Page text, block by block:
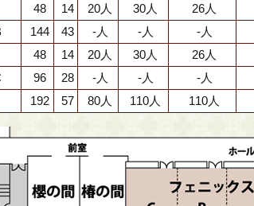
48 14 20人 30人 26人
144 43 -人 -人 -人
48 14 20人 30人 26人
96 28 -人 -人 -人
192 57 80人 110人 110人